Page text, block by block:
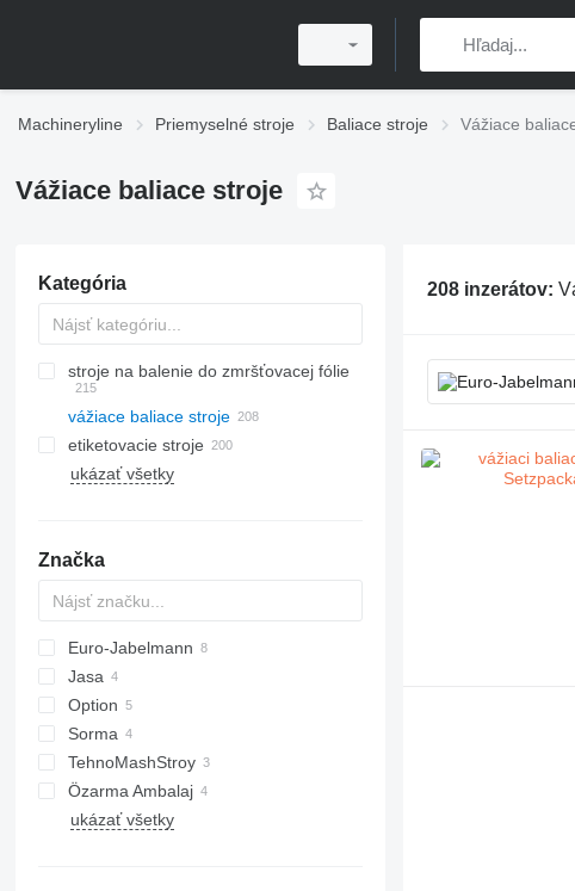
Machineryline Priemyselné stroje Baliace stroje Vážiace
Vážiace baliace stroje
Kategória
stroje na balenie do zmršťovacej fólie
vážiace baliace stroje
etiketovacie stroje
laserové značkovače
ukázať všetky
Značka
Euro-Jabelmann
Jasa
Option
Sorma
TehnoMashStroy
Özarma Ambalaj
ukázať všetky
208 inzerátov: